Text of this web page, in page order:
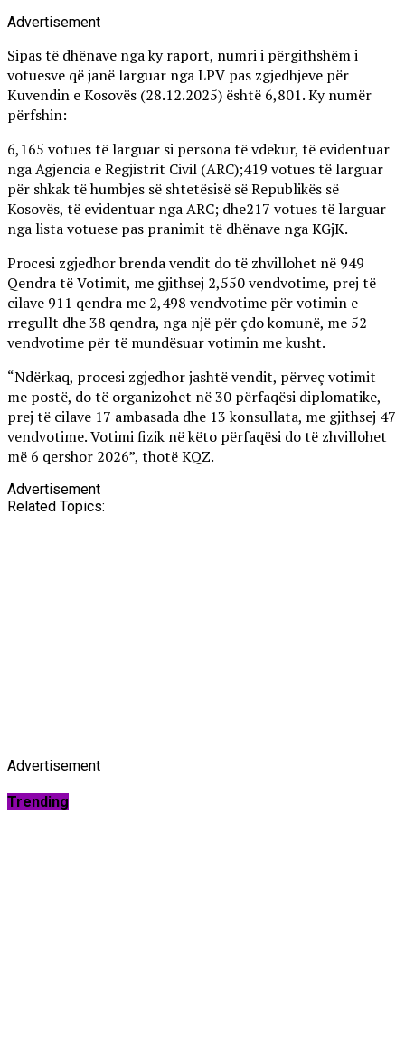
Advertisement
Sipas të dhënave nga ky raport, numri i përgithshëm i
votuesve që janë larguar nga LPV pas zgjedhjeve për
Kuvendin e Kosovës (28.12.2025) është 6,801. Ky numër
përfshin:
6,165 votues të larguar si persona të vdekur, të evidentuar
nga Agjencia e Regjistrit Civil (ARC);419 votues të larguar
për shkak të humbjes së shtetësisë së Republikës së
Kosovës, të evidentuar nga ARC; dhe217 votues të larguar
nga lista votuese pas pranimit të dhënave nga KGjK.
Procesi zgjedhor brenda vendit do të zhvillohet në 949
Qendra të Votimit, me gjithsej 2,550 vendvotime, prej të
cilave 911 qendra me 2,498 vendvotime për votimin e
rregullt dhe 38 qendra, nga një për çdo komunë, me 52
vendvotime për të mundësuar votimin me kusht.
“Ndërkaq, procesi zgjedhor jashtë vendit, përveç votimit
me postë, do të organizohet në 30 përfaqësi diplomatike,
prej të cilave 17 ambasada dhe 13 konsullata, me gjithsej 47
vendvotime. Votimi fizik në këto përfaqësi do të zhvillohet
më 6 qershor 2026”, thotë KQZ.
Advertisement
Related Topics:
Advertisement
Trending